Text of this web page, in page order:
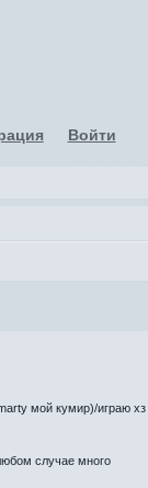
Войти
мой кумир)/играю
случае много